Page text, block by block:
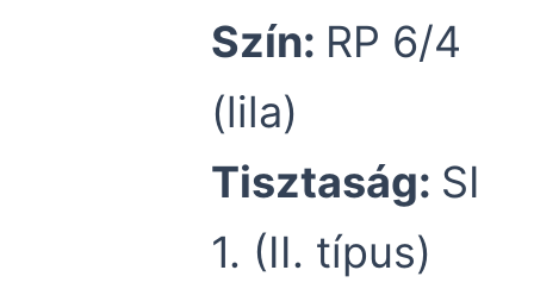
Szín: RP 6/4
(lila)
Tisztaság: SI
1. (II. típus)